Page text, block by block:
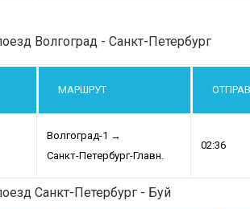
Волгоград - Санкт-Петербург
МАРШРУТ
Волгоград-1 →
Санкт-Петербург-Главн.
02:36
Санкт-Петербург - Буй